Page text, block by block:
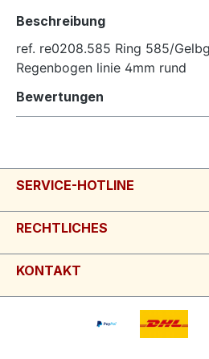
Beschreibung
ref. re0208.585 Ring 585/
Regenbogen linie 4mm rund
Bewertungen
SERVICE-HOTLINE
RECHTLICHES
KONTAKT